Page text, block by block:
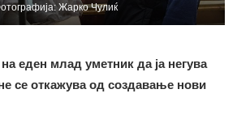
Жарко Чулиќ
еден млад уметник да ја негува
се откажува од создавање нови